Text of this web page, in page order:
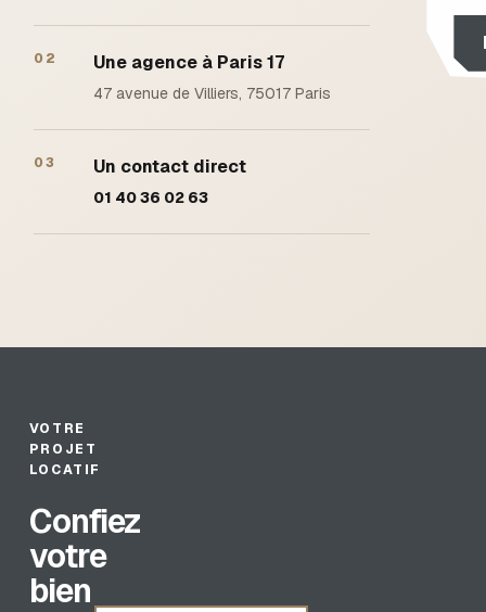
02 Une agence à Paris 17
47 avenue de Villiers, 75017 Paris
03 Un contact direct
01 40 36 02 63
VOTRE
PROJET
LOCATIF
Confiez
votre
bien